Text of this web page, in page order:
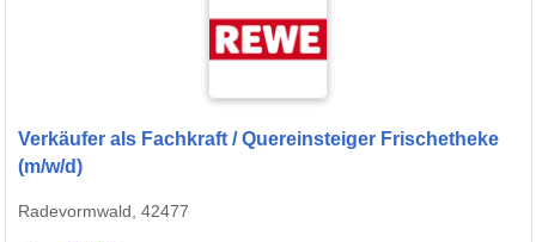
Verkäufer als Fachkraft / Quereinsteiger Frischetheke
(m/w/d)
Radevormwald, 42477